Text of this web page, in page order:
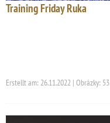
Training Friday Ruka
Erstellt am: 26.11.2022 | Obrázky: 53